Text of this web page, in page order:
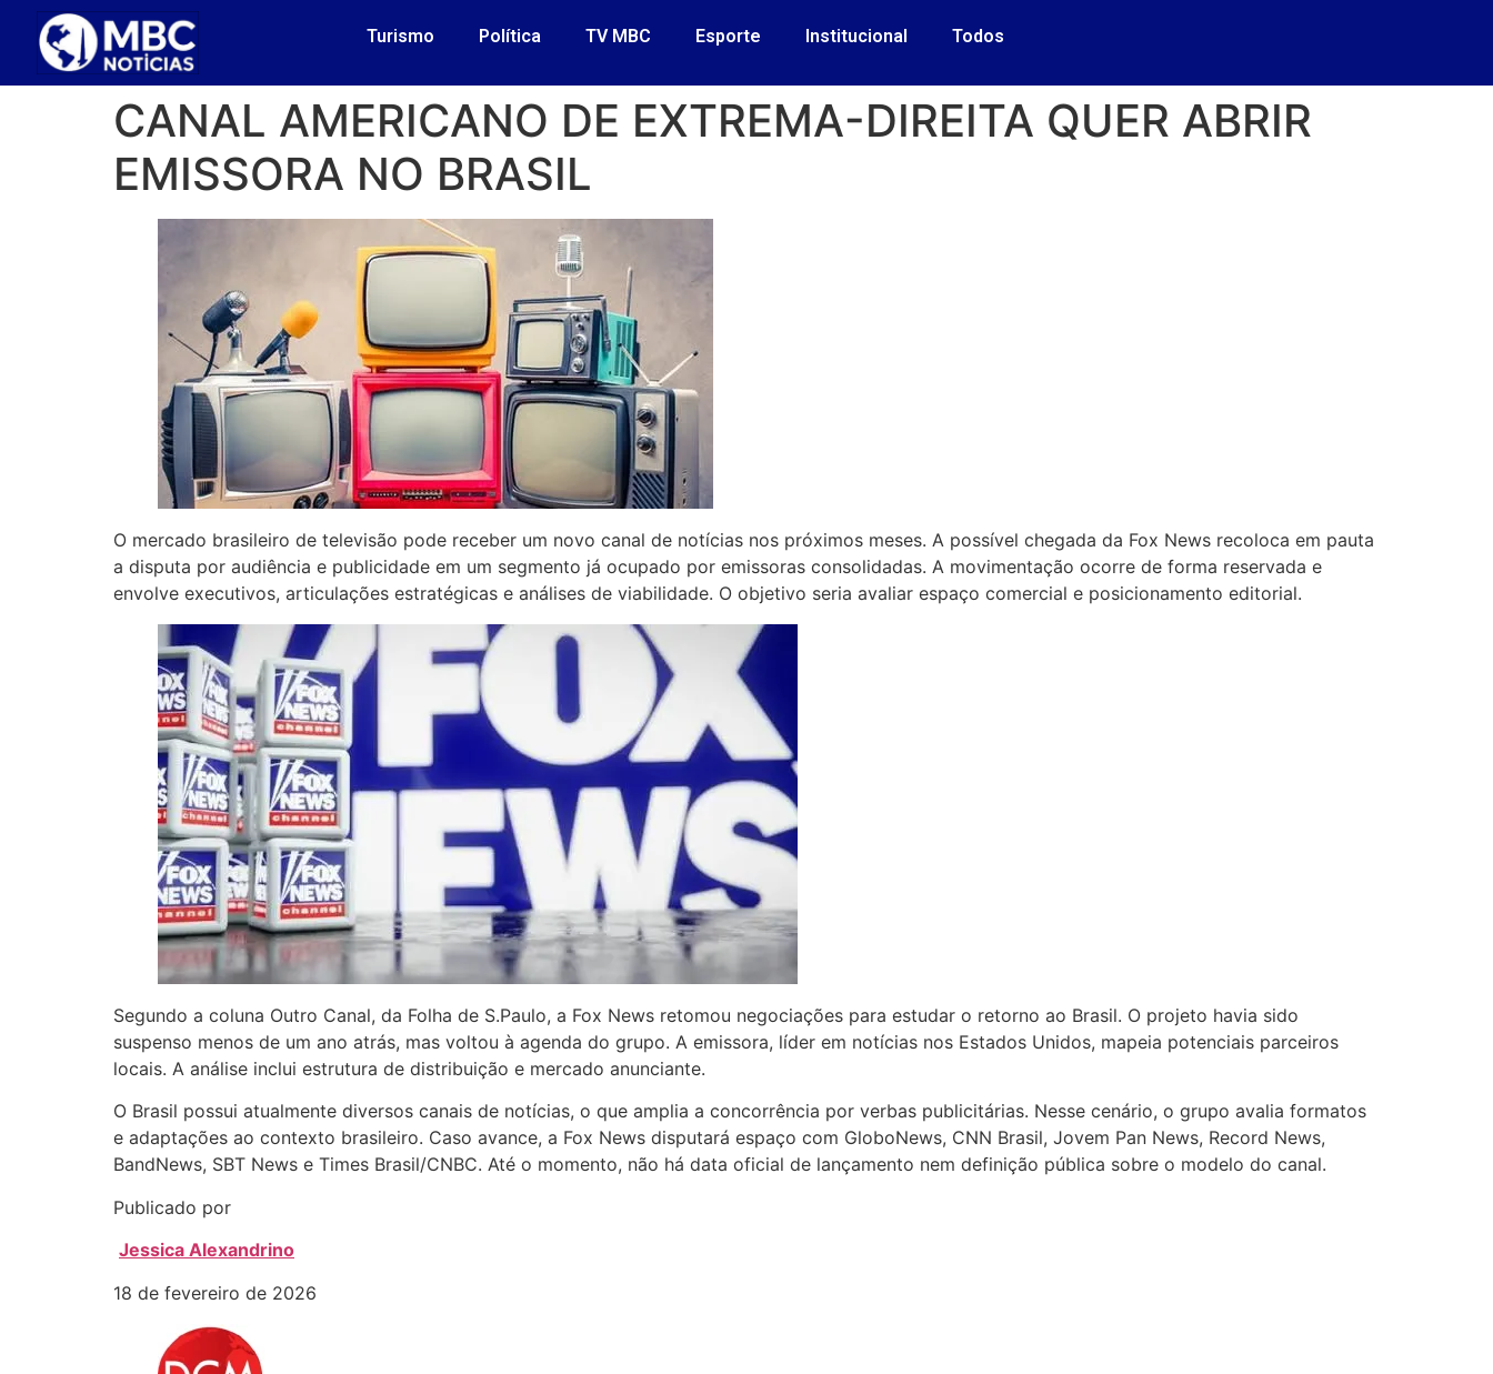
Turismo Política TV MBC Esporte Institucional Todos
CANAL AMERICANO DE EXTREMA-DIREITA QUER ABRIR
EMISSORA NO BRASIL
O mercado brasileiro de televisão pode receber um novo canal de notícias nos próximos meses. A possível chegada da Fox News recoloca em pauta
a disputa por audiência e publicidade em um segmento já ocupado por emissoras consolidadas. A movimentação ocorre de forma reservada e
envolve executivos, articulações estratégicas e análises de viabilidade. O objetivo seria avaliar espaço comercial e posicionamento editorial.
Segundo a coluna Outro Canal, da Folha de S.Paulo, a Fox News retomou negociações para estudar o retorno ao Brasil. O projeto havia sido
suspenso menos de um ano atrás, mas voltou à agenda do grupo. A emissora, líder em notícias nos Estados Unidos, mapeia potenciais parceiros
locais. A análise inclui estrutura de distribuição e mercado anunciante.
O Brasil possui atualmente diversos canais de notícias, o que amplia a concorrência por verbas publicitárias. Nesse cenário, o grupo avalia formatos
e adaptações ao contexto brasileiro. Caso avance, a Fox News disputará espaço com GloboNews, CNN Brasil, Jovem Pan News, Record News,
BandNews, SBT News e Times Brasil/CNBC. Até o momento, não há data oficial de lançamento nem definição pública sobre o modelo do canal.
Publicado por
Jessica Alexandrino
18 de fevereiro de 2026